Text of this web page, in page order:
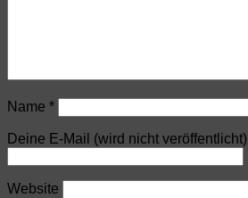
Name *
Deine E-Mail (wird nicht veröffentlicht)
Website